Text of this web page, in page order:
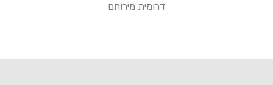
דרומית מירוחם